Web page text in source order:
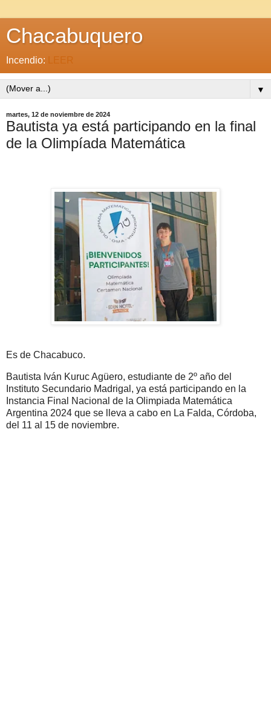
Chacabuquero
Incendio: LEER
▼
martes, 12 de noviembre de 2024
Bautista ya está participando en la final
de la Olimpíada Matemática
Es de Chacabuco.
Bautista Iván Kuruc Agüero, estudiante de 2º año del
Instituto Secundario Madrigal, ya está participando en la
Instancia Final Nacional de la Olimpiada Matemática
Argentina 2024 que se lleva a cabo en La Falda, Córdoba,
del 11 al 15 de noviembre.